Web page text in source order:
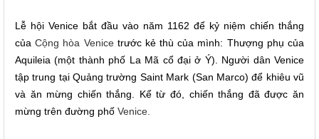
Lễ hội Venice bắt đầu vào năm 1162 để kỷ niệm chiến thắng
của Cộng hòa Venice trước kẻ thù của mình: Thượng phụ của
Aquileia (một thành phố La Mã cổ đại ở Ý). Người dân Venice
tập trung tại Quảng trường Saint Mark (San Marco) để khiêu vũ
và ăn mừng chiến thắng. Kể từ đó, chiến thắng đã được ăn
mừng trên đường phố Venice.